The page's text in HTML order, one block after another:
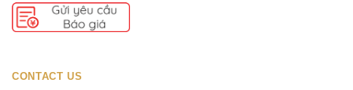
CONTACT US